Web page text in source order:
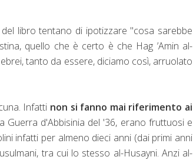
libro tentano di ipotizzare "cosa sarebbe
quello che è certo è che Hag ’Amin al-
tanto da essere, diciamo così, arruolato
Infatti non si fanno mai riferimento ai
Guerra d'Abbisinia del '36, erano fruttuosi e
infatti per almeno dieci anni (dai primi anni
tra cui lo stesso al-Husayni. Anzi al-